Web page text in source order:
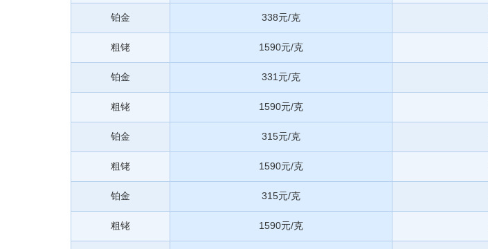
铂金 338元/克
粗铑 1590元/克
铂金 331元/克
粗铑 1590元/克
铂金 315元/克
粗铑 1590元/克
铂金 315元/克
粗铑 1590元/克